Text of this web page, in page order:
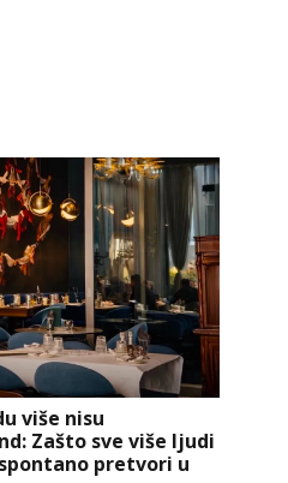
više nisu
Zašto sve više ljudi
pretvori u